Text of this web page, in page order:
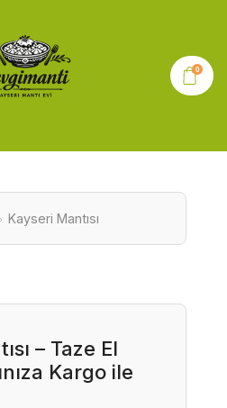
0
Kayseri Mantısı
– Taze El
Kargo ile